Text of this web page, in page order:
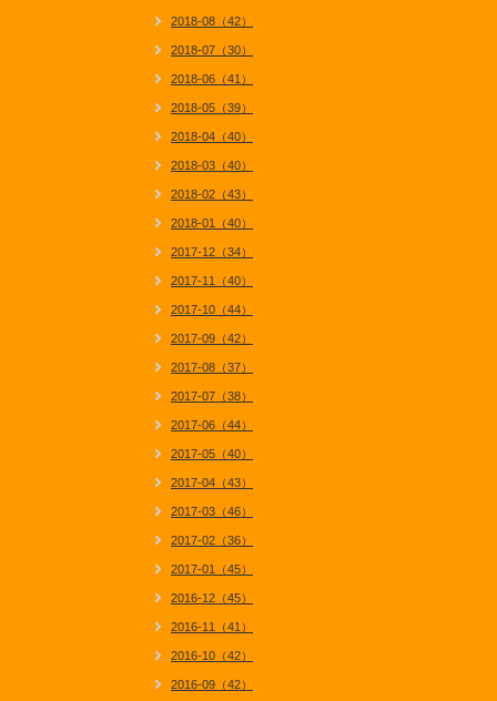
2018-08（42）
2018-07（30）
2018-06（41）
2018-05（39）
2018-04（40）
2018-03（40）
2018-02（43）
2018-01（40）
2017-12（34）
2017-11（40）
2017-10（44）
2017-09（42）
2017-08（37）
2017-07（38）
2017-06（44）
2017-05（40）
2017-04（43）
2017-03（46）
2017-02（36）
2017-01（45）
2016-12（45）
2016-11（41）
2016-10（42）
2016-09（42）